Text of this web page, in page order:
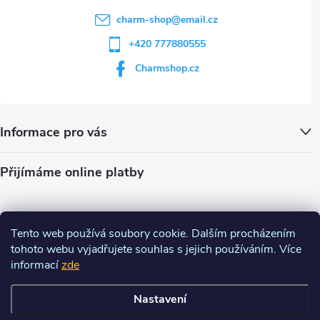
Tento web používá soubory cookie. Dalším procházením
tohoto webu vyjadřujete souhlas s jejich používáním. Více
informacízde
Nastavení
charm-shop@email.cz
+420 777880555
Charmshop.cz
Informace pro vás
Přijímáme online platby